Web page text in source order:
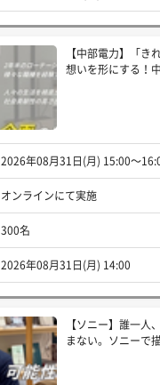
【中部電力】「き
想いを形にする！
2026年08月31日(月) 15:00〜
オンラインにて実施
300名
2026年08月31日(月) 14:00
【ソニー】誰一人
まない。ソニーで描